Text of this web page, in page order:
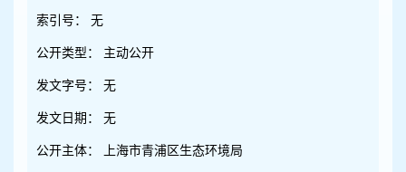
索引号： 无
公开类型： 主动公开
发文字号： 无
发文日期： 无
公开主体： 上海市青浦区生态环境局